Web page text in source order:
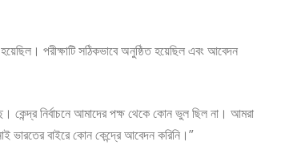
পরীক্ষাটি সঠিকভাবে অনুষ্ঠিত হয়েছিল এবং আবেদন
কেন্দ্র নির্বাচনে আমাদের পক্ষ থেকে কোন ভুল ছিল না। আমরা
ভারতের বাইরে কোন কেন্দ্রে আবেদন করিনি।”